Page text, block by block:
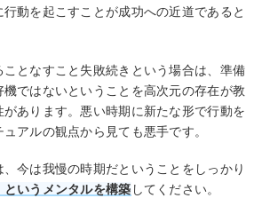
動を起こすことが成功への近道であると
となすこと失敗続きという場合は、準備
ではないということを高次元の存在が教
あります。悪い時期に新たな形で行動を
アルの観点から見ても悪手です。
今は我慢の時期だということをしっかり
というメンタルを構築 してください。